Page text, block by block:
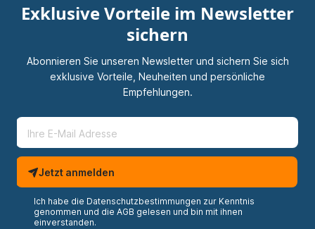
Exklusive Vorteile im Newsletter
sichern
Abonnieren Sie unseren Newsletter und sichern Sie sich
exklusive Vorteile, Neuheiten und persönliche
Empfehlungen.
Jetzt anmelden
Ich habe die Datenschutzbestimmungen zur Kenntnis
genommen und die AGB gelesen und bin mit ihnen
einverstanden.